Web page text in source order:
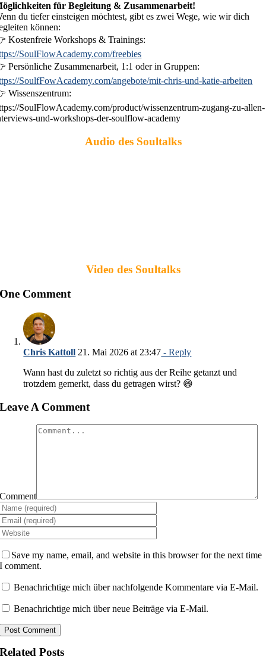
für Begleitung & Zusammenarbeit!
du tiefer einsteigen möchtest, gibt es zwei Wege, wie wir dich
können:
Kostenfreie Workshops & Trainings:
SoulFlowAcademy.com/freebies
Persönliche Zusammenarbeit, 1:1 oder in Gruppen:
SoulfFowAcademy.com/angebote/mit-chris-und-katie-arbeiten
Wissenszentrum:
SoulFlowAcademy.com/product/wissenzentrum-zugang-zu-allen-
und-workshops-der-soulflow-academy
Audio des Soultalks
Video des Soultalks
One Comment
Chris Kattoll 21. Mai 2026 at 23:47 - Reply
Wann hast du zuletzt so richtig aus der Reihe getanzt und
trotzdem gemerkt, dass du getragen wirst? 😄
Leave A Comment
Comment
Save my name, email, and website in this browser for the next time
I comment.
Benachrichtige mich über nachfolgende Kommentare via E-Mail.
Benachrichtige mich über neue Beiträge via E-Mail.
Related Posts